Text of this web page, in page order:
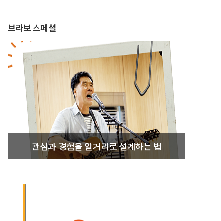
브라보 스페셜
관심과 경험을 일거리로 설계하는 법